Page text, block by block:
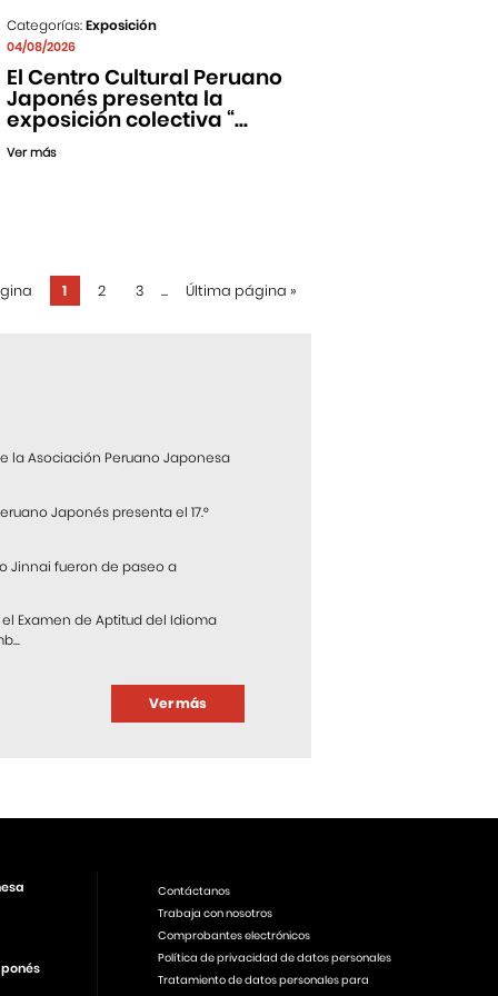
Categorías:Exposición
04/08/2026
El Centro Cultural Peruano
Japonés presenta la
exposición colectiva “...
Ver más
1 2 3 ... Última página »
la Asociación Peruano Japonesa
Japonés presenta el 17.°
Jinnai fueron de paseo a
Examen de Aptitud del Idioma
Ver más
Contáctanos
Trabaja con nosotros
Comprobantes electrónicos
Política de privacidad de datos personales
Tratamiento de datos personales para